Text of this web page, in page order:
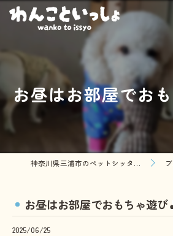
お昼はお部屋でお
神奈川県三浦市のペットシッターならわんこといっしょ ブログ
お昼はお部屋でおもちゃ遊び
2025/06/25